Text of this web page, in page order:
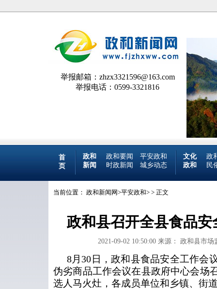
举报邮箱：zhzx3321596@163.com
举报电话：0599-3321816
首
页
政和 政和要闻
平安政和
新闻
时政新闻 城乡动态
文化
政
政和
民
当前位置： 政和新闻网>平安政和> > 正文
政和县召开全县食品
2021-09-02 10:50:00 来源： 政和县市场
8月30日，政和县食品安全工作会
伪劣商品工作会议在县政府中心会场
选人马火灶，各成员单位和乡镇、街